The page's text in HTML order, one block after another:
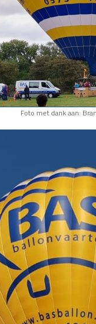
Foto met dank aan: